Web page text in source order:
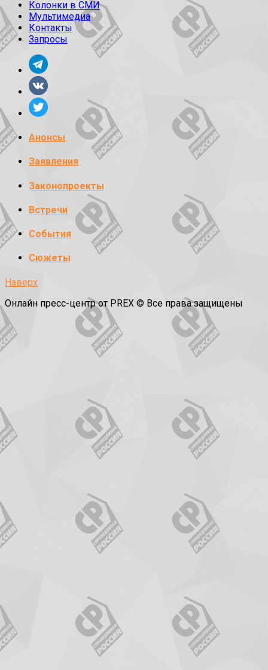
Колонки в СМИ
Мультимедиа
Контакты
Запросы
Анонсы
Заявления
Законопроекты
Встречи
События
Сюжеты
Наверх
Онлайн пресс-центр от PREX © Все права защищены